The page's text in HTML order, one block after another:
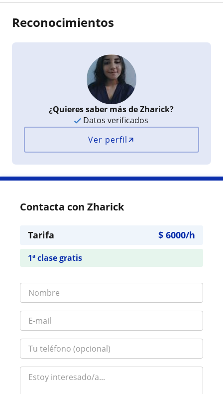
Reconocimientos
¿Quieres saber más de Zharick?
Datos verificados
Ver perfil
Contacta con Zharick
Tarifa $ 6000/h
1ª clase gratis